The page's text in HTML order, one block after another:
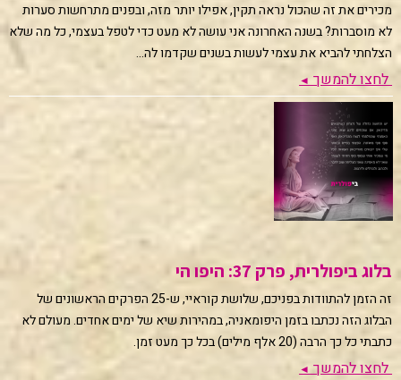
מכירים את זה שהכול נראה תקין, אפילו יותר מזה, ובפנים מתרחשות סערות
לא מוסברות? בשנה האחרונה אני עושה לא מעט כדי לטפל בעצמי, כל מה שלא
הצלחתי להביא את עצמי לעשות בשנים שקדמו לה...
לחצו להמשך◄
בלוג ביפולרית, פרק 37: היפו הי
זה הזמן להתוודות בפניכם, שלושת קוראיי, ש-25 הפרקים הראשונים של
הבלוג הזה נכתבו בזמן היפומאניה, במהירות שיא של ימים אחדים. מעולם לא
כתבתי כל כך הרבה (20 אלף מילים) בכל כך מעט זמן.
לחצו להמשך◄